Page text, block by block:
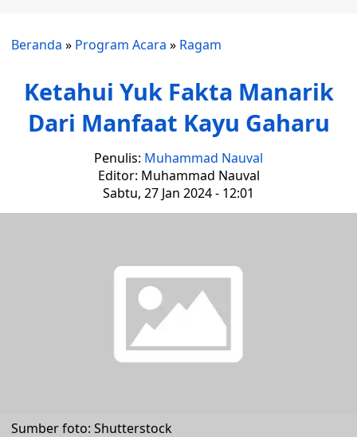
Beranda » Program Acara » Ragam
Ketahui Yuk Fakta Manarik
Dari Manfaat Kayu Gaharu
Penulis: Muhammad Nauval
Editor: Muhammad Nauval
Sabtu, 27 Jan 2024 - 12:01
Sumber foto: Shutterstock